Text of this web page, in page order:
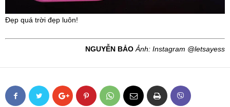
Đẹp quá trời đẹp luôn!
NGUYỄN BẢO Ảnh: Instagram @letsayess